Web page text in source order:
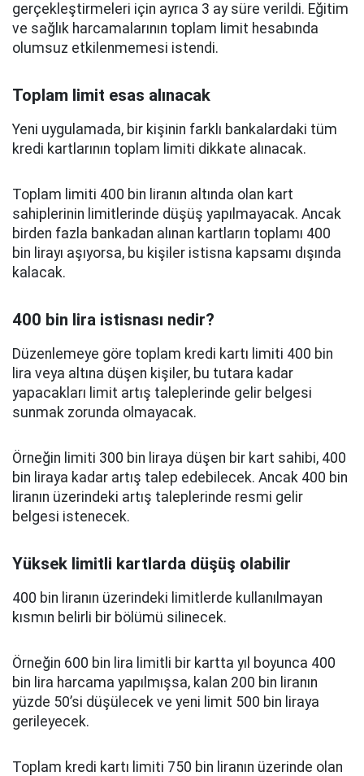
gerçekleştirmeleri için ayrıca 3 ay süre verildi. Eğitim
ve sağlık harcamalarının toplam limit hesabında
olumsuz etkilenmemesi istendi.
Toplam limit esas alınacak
Yeni uygulamada, bir kişinin farklı bankalardaki tüm
kredi kartlarının toplam limiti dikkate alınacak.
Toplam limiti 400 bin liranın altında olan kart
sahiplerinin limitlerinde düşüş yapılmayacak. Ancak
birden fazla bankadan alınan kartların toplamı 400
bin lirayı aşıyorsa, bu kişiler istisna kapsamı dışında
kalacak.
400 bin lira istisnası nedir?
Düzenlemeye göre toplam kredi kartı limiti 400 bin
lira veya altına düşen kişiler, bu tutara kadar
yapacakları limit artış taleplerinde gelir belgesi
sunmak zorunda olmayacak.
Örneğin limiti 300 bin liraya düşen bir kart sahibi, 400
bin liraya kadar artış talep edebilecek. Ancak 400 bin
liranın üzerindeki artış taleplerinde resmi gelir
belgesi istenecek.
Yüksek limitli kartlarda düşüş olabilir
400 bin liranın üzerindeki limitlerde kullanılmayan
kısmın belirli bir bölümü silinecek.
Örneğin 600 bin lira limitli bir kartta yıl boyunca 400
bin lira harcama yapılmışsa, kalan 200 bin liranın
yüzde 50’si düşülecek ve yeni limit 500 bin liraya
gerileyecek.
Toplam kredi kartı limiti 750 bin liranın üzerinde olan